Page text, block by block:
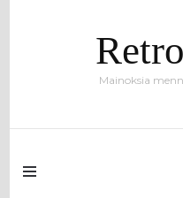
Mainoksia